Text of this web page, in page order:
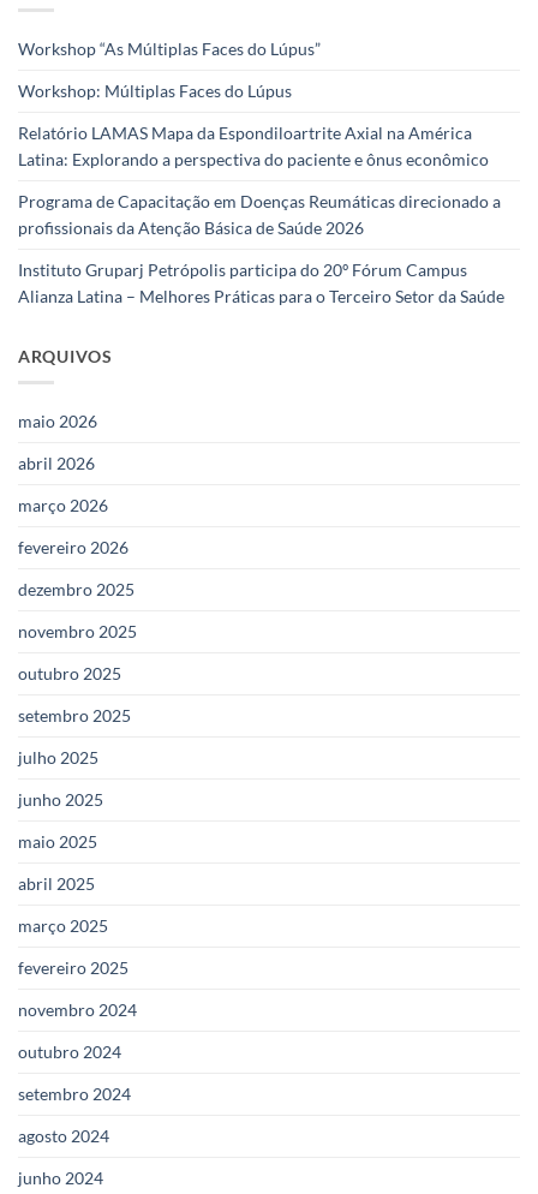
Workshop “As Múltiplas Faces do Lúpus”
Workshop: Múltiplas Faces do Lúpus
Relatório LAMAS Mapa da Espondiloartrite Axial na América
Latina: Explorando a perspectiva do paciente e ônus econômico
Programa de Capacitação em Doenças Reumáticas direcionado a
profissionais da Atenção Básica de Saúde 2026
Instituto Gruparj Petrópolis participa do 20º Fórum Campus
Alianza Latina – Melhores Práticas para o Terceiro Setor da Saúde
ARQUIVOS
maio 2026
abril 2026
março 2026
fevereiro 2026
dezembro 2025
novembro 2025
outubro 2025
setembro 2025
julho 2025
junho 2025
maio 2025
abril 2025
março 2025
fevereiro 2025
novembro 2024
outubro 2024
setembro 2024
agosto 2024
junho 2024